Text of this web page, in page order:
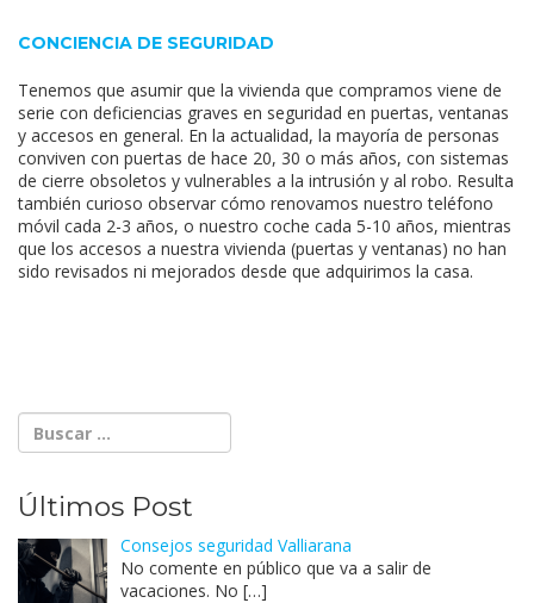
CONCIENCIA DE SEGURIDAD
Tenemos que asumir que la vivienda que compramos viene de
serie con deficiencias graves en seguridad en puertas, ventanas
y accesos en general. En la actualidad, la mayoría de personas
conviven con puertas de hace 20, 30 o más años, con sistemas
de cierre obsoletos y vulnerables a la intrusión y al robo. Resulta
también curioso observar cómo renovamos nuestro teléfono
móvil cada 2-3 años, o nuestro coche cada 5-10 años, mientras
que los accesos a nuestra vivienda (puertas y ventanas) no han
sido revisados ni mejorados desde que adquirimos la casa.
Últimos Post
Consejos seguridad Valliarana
No comente en público que va a salir de
vacaciones. No […]